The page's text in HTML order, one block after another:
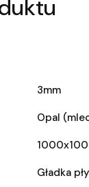
3mm
Opal
Gładka